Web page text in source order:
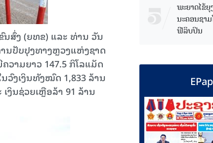
ນສົ່ງ (ຍທຂ) ແລະ ທ່ານ ວັນ
ນປັບປຸງທາງຫຼວງແຫ່ງຊາດ
ວາມຍາວ 147.5 ກິໂລແມັດ
ວົງເງິນທັງໝົດ 1,833 ລ້ານ
ງິນຊ່ວຍເຫຼືອລ້າ 91 ລ້ານ
ພະຍາດໄຂ້
ນະຄອນຊາ
ຟີລິບປິນ